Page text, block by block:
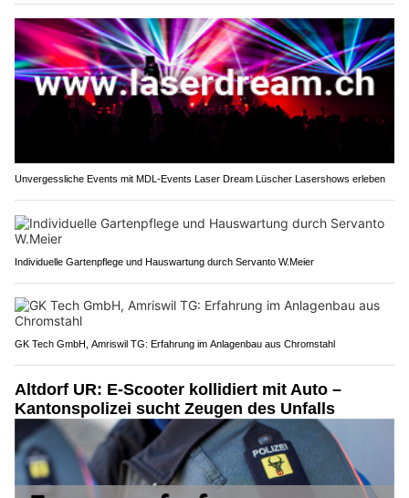
Unvergessliche Events mit MDL-Events Laser Dream Lüscher Lasershows erleben
Individuelle Gartenpflege und Hauswartung durch Servanto W.Meier
GK Tech GmbH, Amriswil TG: Erfahrung im Anlagenbau aus Chromstahl
Altdorf UR: E-Scooter kollidiert mit Auto –
Kantonspolizei sucht Zeugen des Unfalls